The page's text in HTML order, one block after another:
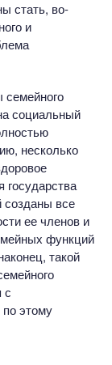
стать, во-
и
социальный
несколько
государства
созданы все
ее членов и
функций
такой
с
этому